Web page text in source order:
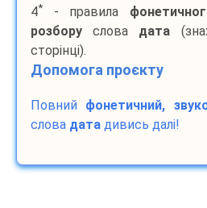
4* - правила
розбору слова дата
сторінці).
Допомога проєкту
Повний фонетичний,
слова дата дивись далі!